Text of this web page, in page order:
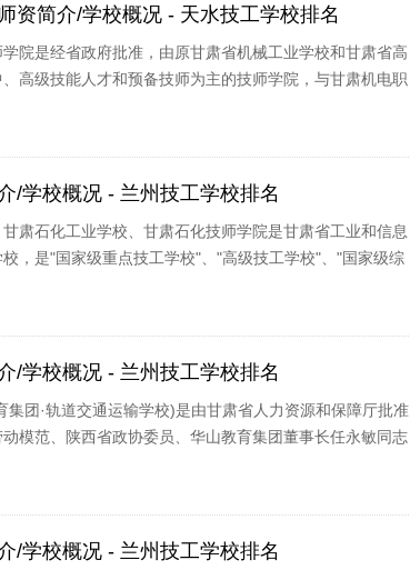
资简介/学校概况 - 天水技工学校排名
院是经省政府批准，由原甘肃省机械工业学校和甘肃省高
高级技能人才和预备技师为主的技师学院，与甘肃机电职
/学校概况 - 兰州技工学校排名
肃石化工业学校、甘肃石化技师学院是甘肃省工业和信息
，是"国家级重点技工学校"、"高级技工学校"、"国家级综
/学校概况 - 兰州技工学校排名
团·轨道交通运输学校)是由甘肃省人力资源和保障厅批准
模范、陕西省政协委员、华山教育集团董事长任永敏同志
/学校概况 - 兰州技工学校排名